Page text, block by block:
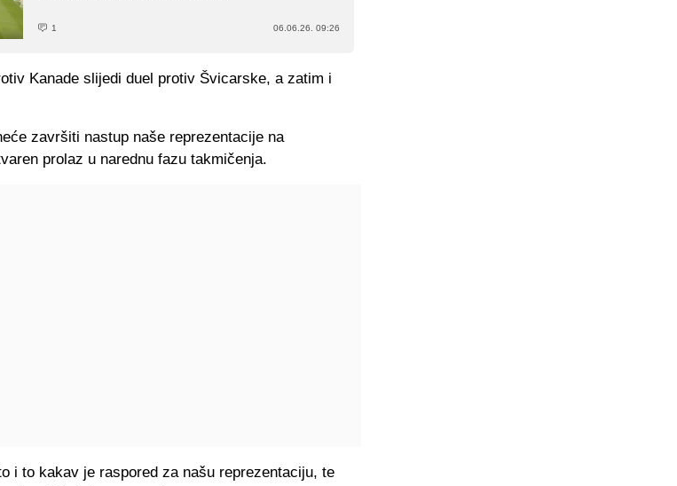
1 06.06.26. 09:26
Kanade slijedi duel protiv Švicarske, a zatim i
završiti nastup naše reprezentacije na
prolaz u narednu fazu takmičenja.
i to kakav je raspored za našu reprezentaciju, te